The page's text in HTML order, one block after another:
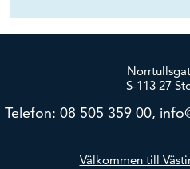
S-113 27
Telefon: 08 505 359 00,
Välkommen till